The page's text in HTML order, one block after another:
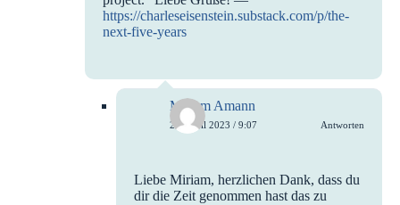
https://charleseisenstein.substack.com/p/the-
next-five-years
Mirjam Amann
24. April 2023 / 9:07 Antworten
Liebe Miriam, herzlichen Dank, dass du
dir die Zeit genommen hast das zu